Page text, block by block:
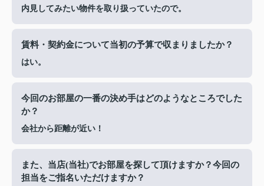
内見してみたい物件を取り扱っていたので。
賃料・契約金について当初の予算で収まりましたか？
はい。
今回のお部屋の一番の決め手はどのようなところでした
か？
会社から距離が近い！
また、当店(当社)でお部屋を探して頂けますか？今回の
担当をご指名いただけますか？